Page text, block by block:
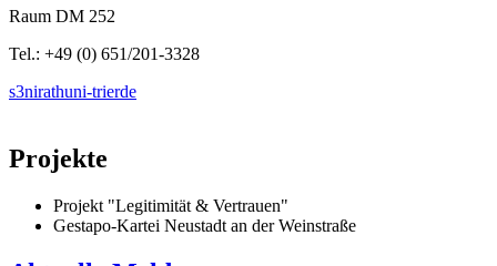
Raum DM 252
Tel.: +49 (0) 651/201-3328
s3nirathuni-trierde
Projekte
Projekt "Legitimität & Vertrauen"
Gestapo-Kartei Neustadt an der Weinstraße